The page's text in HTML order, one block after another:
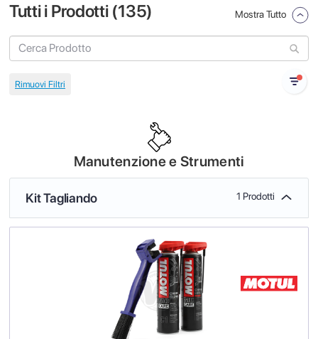
Tutti i Prodotti (135) Mostra Tutto
Manutenzione e Strumenti
Kit Tagliando 1 Prodotti